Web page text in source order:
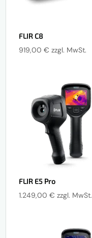
FLIR C8
919,00€ zzgl. MwSt.
FLIR E5 Pro
1.249,00€ zzgl. MwSt.